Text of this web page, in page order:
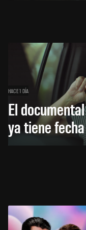
HACE 1 DÍA
El
ya tiene